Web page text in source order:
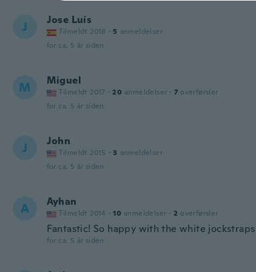
J Jose Luís
Tilmeldt 2018 · 5 anmeldelser
for ca. 5 år siden
M Miguel
Tilmeldt 2017 · 20 anmeldelser · 7 overførsler
for ca. 5 år siden
J John
Tilmeldt 2015 · 3 anmeldelser
for ca. 5 år siden
A Ayhan
Tilmeldt 2014 · 10 anmeldelser · 2 overførsler
Fantastic! So happy with the white jockstraps
for ca. 5 år siden